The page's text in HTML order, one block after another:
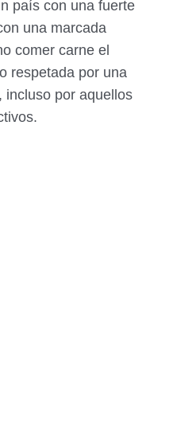
país con una fuerte
una marcada
comer carne el
respetada por una
incluso por aquellos